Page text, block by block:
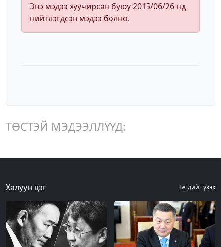
Энэ мэдээ хуучирсан буюу 2015/06/26-нд
нийтлэгдсэн мэдээ болно.
ТӨСТЭЙ МЭДЭЭЛЛҮҮД:
Халуун цэг Бүгдийг үзэх